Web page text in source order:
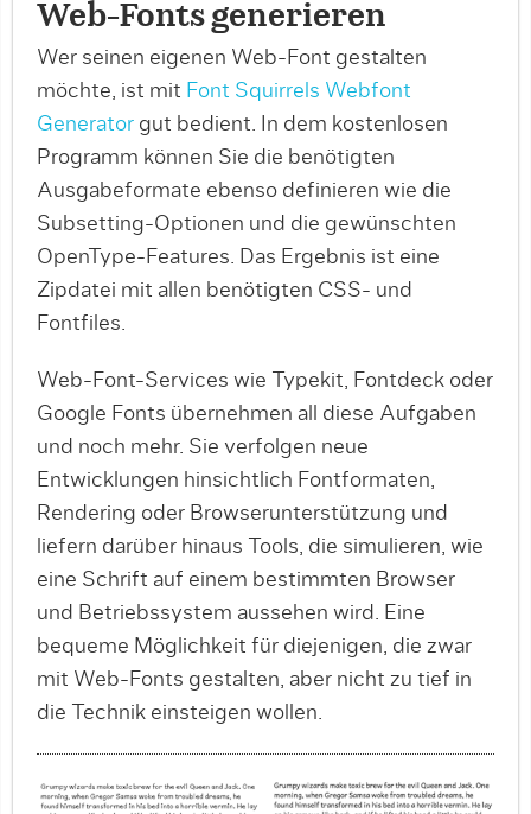
Web-Fonts generieren
Wer seinen eigenen Web-Font gestalten
möchte, ist mit Font Squirrels Webfont
Generator gut bedient. In dem kostenlosen
Programm können Sie die benötigten
Ausgabeformate ebenso definieren wie die
Subsetting-Optionen und die gewünschten
OpenType-Features. Das Ergebnis ist eine
Zipdatei mit allen benötigten CSS- und
Fontfiles.
Web-Font-Services wie Typekit, Fontdeck oder
Google Fonts übernehmen all diese Aufgaben
und noch mehr. Sie verfolgen neue
Entwicklungen hinsichtlich Fontformaten,
Rendering oder Browserunterstützung und
liefern darüber hinaus Tools, die simulieren, wie
eine Schrift auf einem bestimmten Browser
und Betriebssystem aussehen wird. Eine
bequeme Möglichkeit für diejenigen, die zwar
mit Web-Fonts gestalten, aber nicht zu tief in
die Technik einsteigen wollen.